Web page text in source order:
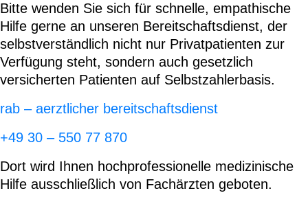
Bitte wenden Sie sich für schnelle, empathische
Hilfe gerne an unseren Bereitschaftsdienst, der
selbstverständlich nicht nur Privatpatienten zur
Verfügung steht, sondern auch gesetzlich
versicherten Patienten auf Selbstzahlerbasis.
rab – aerztlicher bereitschaftsdienst
+49 30 – 550 77 870
Dort wird Ihnen hochprofessionelle medizinische
Hilfe ausschließlich von Fachärzten geboten.